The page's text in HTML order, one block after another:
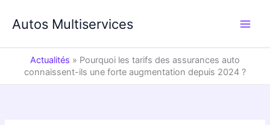
Autos Multiservices
Actualités » Pourquoi les tarifs des assurances auto
connaissent-ils une forte augmentation depuis 2024 ?